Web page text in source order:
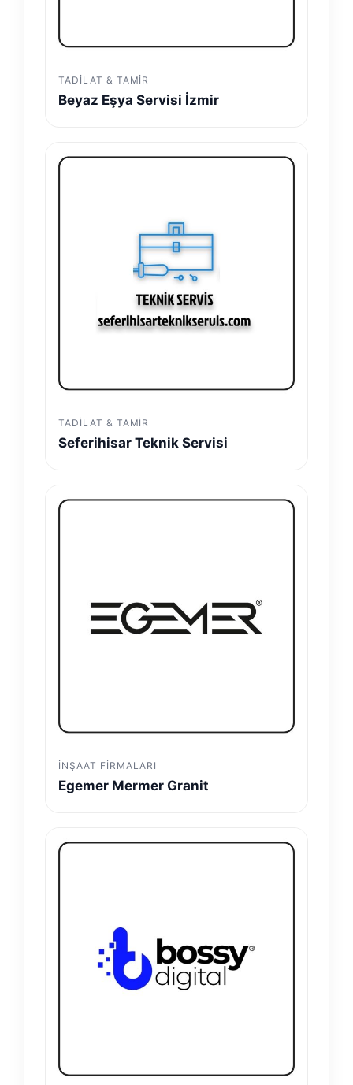
TADILAT & TAMIR
Beyaz Eşya Servisi İzmir
TADILAT & TAMIR
Seferihisar Teknik Servisi
İNŞAAT FIRMALARI
Egemer Mermer Granit